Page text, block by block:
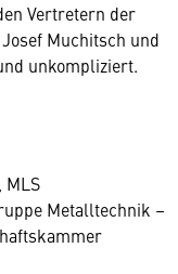
Vertretern der
Muchitsch und
unkompliziert.
MLS
Metalltechnik –